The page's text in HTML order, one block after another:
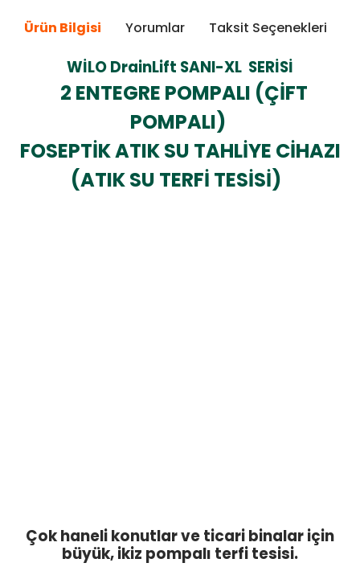
Ürün Bilgisi Yorumlar Taksit Seçenekleri
WİLO DrainLift SANI-XL SERİSİ
2 ENTEGRE POMPALI (ÇİFT
POMPALI)
FOSEPTİK ATIK SU TAHLİYE CİHAZI
(ATIK SU TERFİ TESİSİ)
Çok haneli konutlar ve ticari binalar için
büyük, ikiz pompalı terfi tesisi.